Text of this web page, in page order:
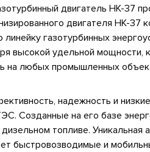
двигатель НК-37
двигателя НК-37
линейку газотурбинных
высокой удельной мощности,
на любых промышленных
надежность и
Созданные на его базе
топливе. Уникальная
быстровозводимые и